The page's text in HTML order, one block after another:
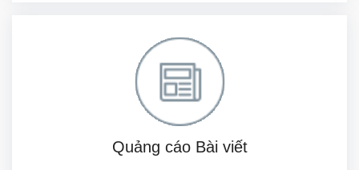
Quảng cáo Bài viết